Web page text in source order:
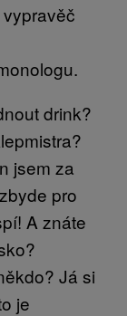
drink?
jsem za
pro
A znáte
Já si
je